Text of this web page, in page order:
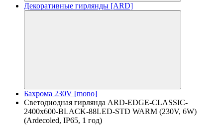
Декоративные гирлянды [ARD]
Бахрома 230V [mono]
Светодиодная гирлянда ARD-EDGE-CLASSIC-
2400x600-BLACK-88LED-STD WARM (230V, 6W)
(Ardecoled, IP65, 1 год)